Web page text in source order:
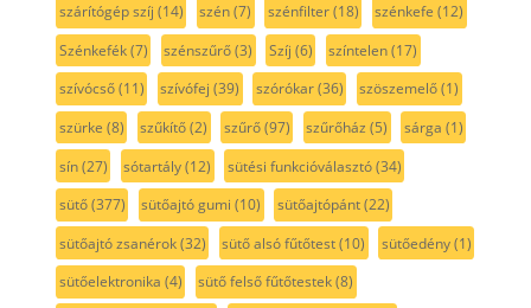
szárítógép szíj (14) szén(7) szénfilter(18) szénkefe (12)
Szénkefék(7) szénszűrő(3) Szíj (6) színtelen(17)
szívócső(11) szívófej (39) szórókar(36) szöszemelő(1)
szürke (8) szűkítő(2) szűrő(97) szűrőház (5) sárga (1)
sín(27) sótartály(12) sütési funkcióválasztó(34)
sütő(377) sütőajtó gumi (10) sütőajtópánt(22)
sütőajtó zsanérok(32) sütő alsó fűtőtest(10) sütőedény(1)
sütőelektronika (4) sütő felső fűtőtestek(8)